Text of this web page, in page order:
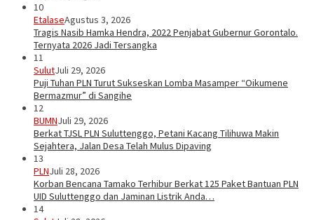
10
EtalaseAgustus 3, 2026
Tragis Nasib Hamka Hendra, 2022 Penjabat Gubernur Gorontalo.
Ternyata 2026 Jadi Tersangka
11
SulutJuli 29, 2026
Puji Tuhan PLN Turut Sukseskan Lomba Masamper “Oikumene
Bermazmur” di Sangihe
12
BUMNJuli 29, 2026
Berkat TJSL PLN Suluttenggo, Petani Kacang Tilihuwa Makin
Sejahtera, Jalan Desa Telah Mulus Dipaving
13
PLNJuli 28, 2026
Korban Bencana Tamako Terhibur Berkat 125 Paket Bantuan PLN
UID Suluttenggo dan Jaminan Listrik Anda…
14